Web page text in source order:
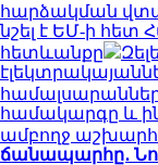
հարձակման
նշել է ԵՄ-ի
հետևանքը
համակարգը և
ամբողջ
ճանապարհը․